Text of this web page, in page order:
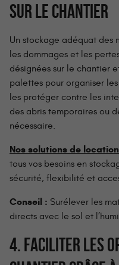
SUR LE CHANTIER
Un stockage adéquat des
les dommages et les
désignées sur le chantier
palettes pour organiser
les protéger contre les
des abris temporaires ou
nécessaire.
Nos solutions de
tous vos besoins en
sécurité, flexibilité et
Conseil : Surélever les
directs avec le sol et
4. FACILITER LES